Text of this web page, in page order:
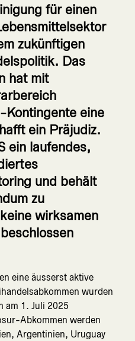
für einen
zukünftigen
Das
hat mit
Kontingente eine
ein Präjudiz.
ein laufendes,
und behält
zu
wirksamen
eine äusserst aktive
wurden
am 1. Juli 2025
Abkommen werden
Argentinien, Uruguay